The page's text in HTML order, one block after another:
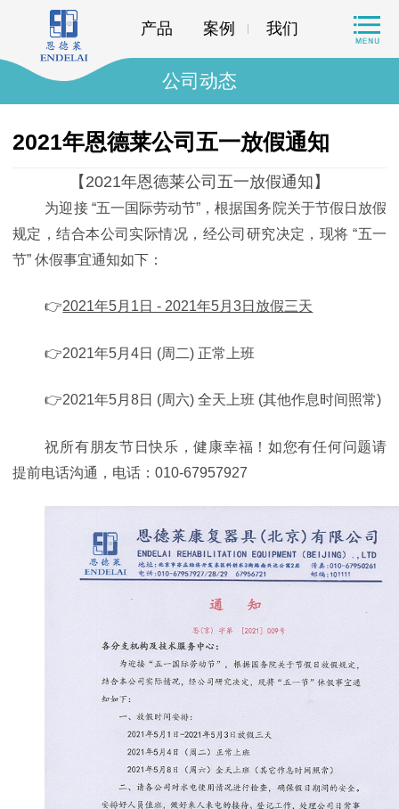
产品 案例 我们
公司动态
2021年恩德莱公司五一放假通知
【2021年恩德莱公司五一放假通知】
为迎接 “五一国际劳动节”，根据国务院关于节假日放假
规定，结合本公司实际情况，经公司研究决定，现将 “五一
节” 休假事宜通知如下：
👉2021年5月1日 - 2021年5月3日放假三天
👉2021年5月4日 (周二) 正常上班
👉2021年5月8日 (周六) 全天上班 (其他作息时间照常)
祝所有朋友节日快乐，健康幸福！如您有任何问题请
提前电话沟通，电话：010-67957927